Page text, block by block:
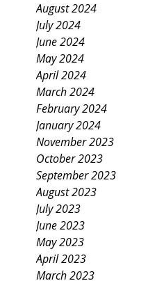
August 2024
July 2024
June 2024
May 2024
April 2024
March 2024
February 2024
January 2024
November 2023
October 2023
September 2023
August 2023
July 2023
June 2023
May 2023
April 2023
March 2023